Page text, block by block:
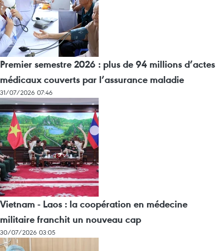
Premier semestre 2026 : plus de 94 millions d’actes
médicaux couverts par l’assurance maladie
31/07/2026 07:46
Vietnam - Laos : la coopération en médecine
militaire franchit un nouveau cap
30/07/2026 03:05